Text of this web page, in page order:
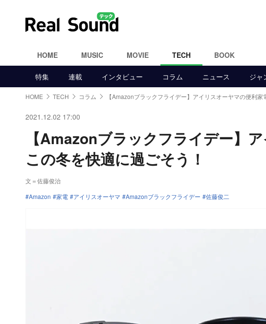
HOME MUSIC MOVIE TECH BOOK
特集 連載 インタビュー コラム ニュース ジャ
HOME TECH コラム 【Amazonブラックフライデー】アイリスオーヤマの便利家
2021.12.02 17:00
【Amazonブラックフライデー】
この冬を快適に過ごそう！
文＝佐藤俊治
Amazon
家電 アイリスオーヤマ Amazonブラックフライデー 佐藤俊二